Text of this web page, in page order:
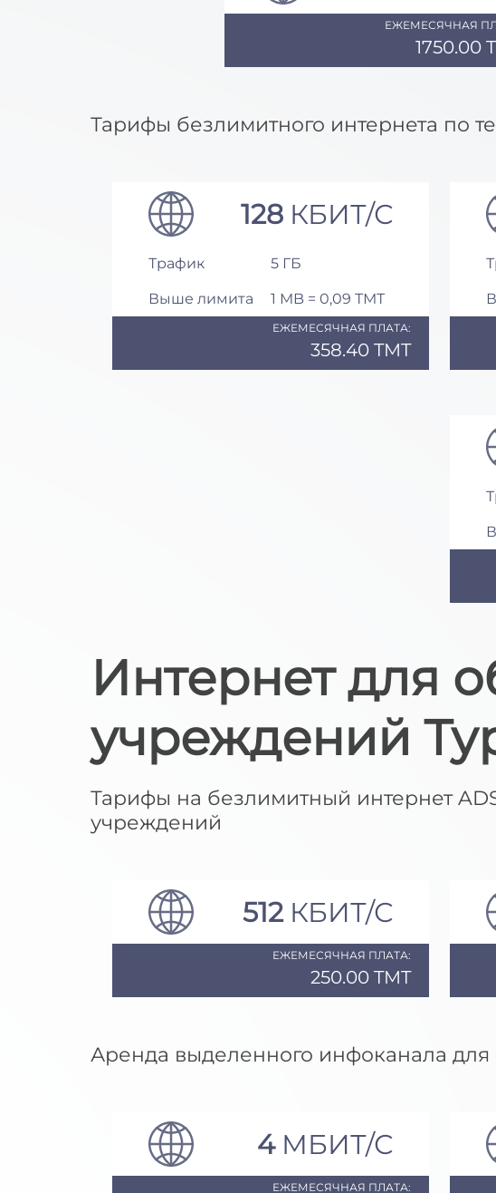
ЕЖЕМЕСЯЧНАЯ
1750.00
Тарифы безлимитного интернета по
128 КБИТ/С
Трафик 5 ГБ
Выше лимита 1 MB = 0,09 ТМТ
ЕЖЕМЕСЯЧНАЯ ПЛАТА:
358.40 TMT
Интернет для
учреждений
Тарифы на безлимитный интернет
учреждений
512 КБИТ/С
ЕЖЕМЕСЯЧНАЯ ПЛАТА:
250.00 TMT
Аренда выделенного инфоканала
4 МБИТ/С
ЕЖЕМЕСЯЧНАЯ ПЛАТА: